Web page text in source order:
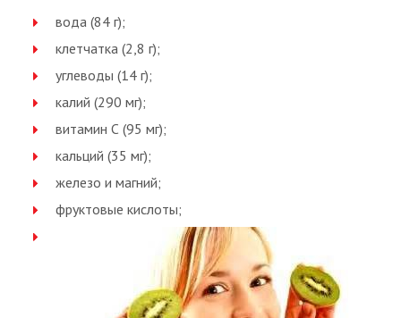
вода (84 г);
клетчатка (2,8 г);
углеводы (14 г);
калий (290 мг);
витамин С (95 мг);
кальций (35 мг);
железо и магний;
фруктовые кислоты;